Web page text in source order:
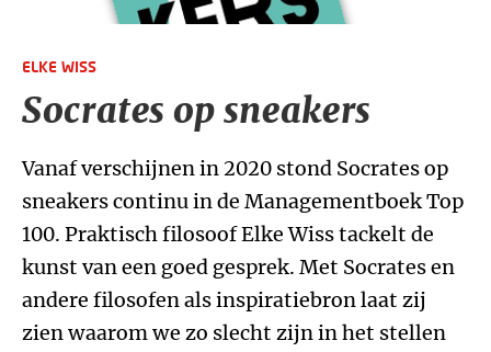
ELKE WISS
Socrates op sneakers
Vanaf verschijnen in 2020 stond Socrates op
sneakers continu in de Managementboek Top
100. Praktisch filosoof Elke Wiss tackelt de
kunst van een goed gesprek. Met Socrates en
andere filosofen als inspiratiebron laat zij
zien waarom we zo slecht zijn in het stellen